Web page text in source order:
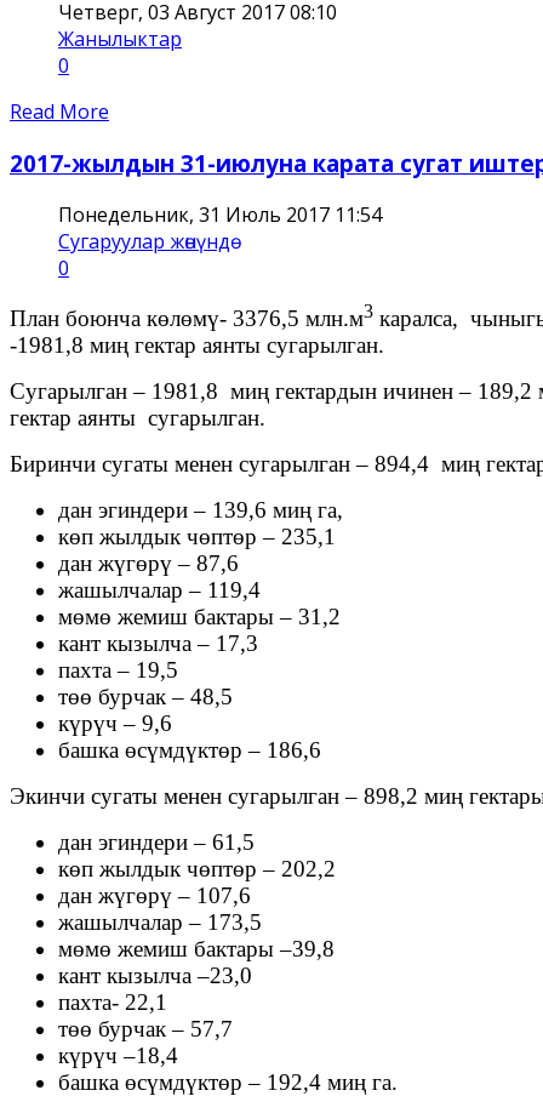
Четверг, 03 Август 2017 08:10
Жанылыктар
0
Read More
2017-жылдын 31-июлуна карата сугат
Понедельник, 31 Июль 2017 11:54
Сугаруулар жѳнүндѳ
0
План боюнча көлөмү- 3376,5 млн.м3 каралса,
-1981,8 миң гектар аянты сугарылган.
Сугарылган – 1981,8 миң гектардын ичинен – 189,2
гектар аянты сугарылган.
Биринчи сугаты менен сугарылган – 894,4 миң
дан эгиндери – 139,6 миң га,
көп жылдык чөптөр – 235,1
дан жүгөрү – 87,6
жашылчалар – 119,4
мөмө жемиш бактары – 31,2
кант кызылча – 17,3
пахта – 19,5
төө бурчак – 48,5
күрүч – 9,6
башка өсүмдүктөр – 186,6
Экинчи сугаты менен сугарылган – 898,2 миң
дан эгиндери – 61,5
көп жылдык чөптөр – 202,2
дан жүгөрү – 107,6
жашылчалар – 173,5
мөмө жемиш бактары –39,8
кант кызылча –23,0
пахта- 22,1
төө бурчак – 57,7
күрүч –18,4
башка өсүмдүктөр – 192,4 миң га.